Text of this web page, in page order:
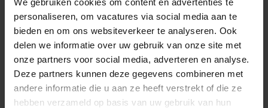
personaliseren, om vacatures via social media aan te
bieden en om ons websiteverkeer te analyseren. Ook
delen we informatie over uw gebruik van onze site met
onze partners voor social media, adverteren en analyse.
Deze partners kunnen deze gegevens combineren met
andere informatie die u aan ze heeft verstrekt of die ze
hebben verzameld op basis van uw gebruik van hun
kortdurend transdisciplinair gezinsgericht programma
met verdiepende diagnostiek bij jongeren met
Diabetes type 1, chronische pijn/vermoeidheid en
morbide obesitas.
Belangrijke pijlers zijn het verkrijgen van inzicht in
verklarende factoren, het verkennen van ingangen tot